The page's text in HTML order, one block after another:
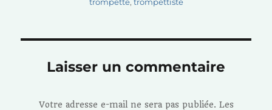
Laisser un commentaire
Votre adresse e-mail ne sera pas publiée. Les